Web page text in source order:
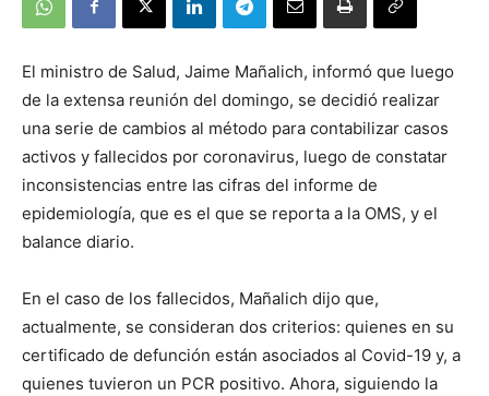
El ministro de Salud, Jaime Mañalich, informó que luego
de la extensa reunión del domingo, se decidió realizar
una serie de cambios al método para contabilizar casos
activos y fallecidos por coronavirus, luego de constatar
inconsistencias entre las cifras del informe de
epidemiología, que es el que se reporta a la OMS, y el
balance diario.
En el caso de los fallecidos, Mañalich dijo que,
actualmente, se consideran dos criterios: quienes en su
certificado de defunción están asociados al Covid-19 y, a
quienes tuvieron un PCR positivo. Ahora, siguiendo la